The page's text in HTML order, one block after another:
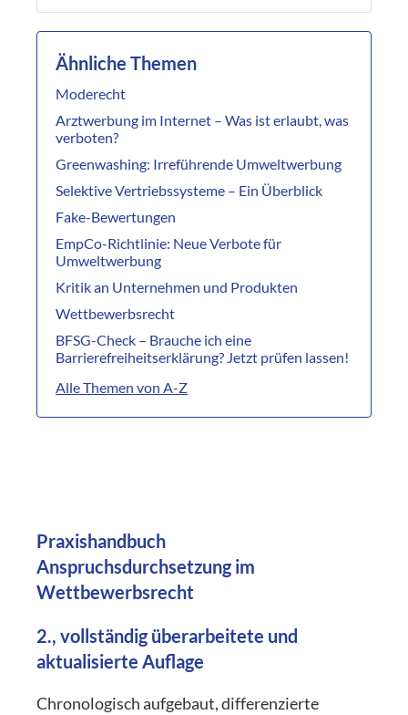
Ähnliche Themen
Moderecht
Arztwerbung im Internet – Was ist erlaubt, was
verboten?
Greenwashing: Irreführende Umweltwerbung
Selektive Vertriebssysteme – Ein Überblick
Fake-Bewertungen
EmpCo-Richtlinie: Neue Verbote für
Umweltwerbung
Kritik an Unternehmen und Produkten
Wettbewerbsrecht
BFSG-Check – Brauche ich eine
Barrierefreiheitserklärung? Jetzt prüfen lassen!
Alle Themen von A-Z
Praxishandbuch
Anspruchsdurchsetzung im
Wettbewerbsrecht
2., vollständig überarbeitete und
aktualisierte Auflage
Chronologisch aufgebaut, differenzierte